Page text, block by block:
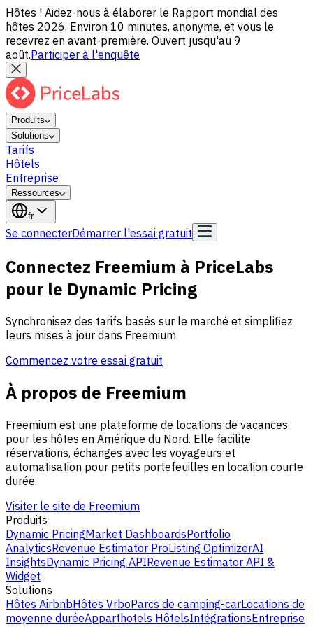
Hôtes ! Aidez-nous à élaborer le Rapport mondial des
hôtes 2026. Environ 10 minutes, anonyme, et vous le
recevrez en avant-première. Ouvert jusqu'au 9
août.Participer à l'enquête
Produits
Solutions
Tarifs
Hôtels
Entreprise
Ressources
fr
Se connecterDémarrer l'essai gratuit
Connectez Freemium à PriceLabs
pour le Dynamic Pricing
Synchronisez des tarifs basés sur le marché et simplifiez
leurs mises à jour dans Freemium.
Commencez votre essai gratuit
À propos de Freemium
Freemium est une plateforme de locations de vacances
pour les hôtes en Amérique du Nord. Elle facilite
réservations, échanges avec les voyageurs et
automatisation pour petits portefeuilles en location courte
durée.
Visiter le site de Freemium
Produits
Dynamic PricingMarket DashboardsPortfolio
AnalyticsRevenue Estimator ProListing OptimizerAI
InsightsDynamic Pricing APIRevenue Estimator API &
Widget
Solutions
Hôtes AirbnbHôtes VrboParcs de camping-carLocations de
moyenne duréeApparthotels HôtelsIntégrationsEntreprise